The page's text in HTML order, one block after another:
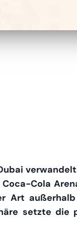
Cola
setzte